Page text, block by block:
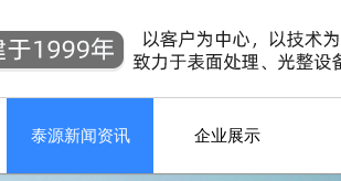
泰源新闻资讯 企业展示